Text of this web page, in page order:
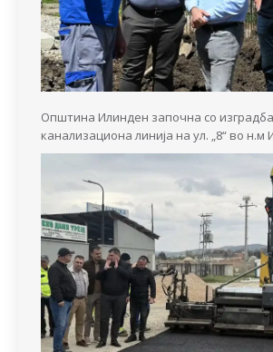
Општина Илинден започна со
канализациона линија на ул. „8“ во н.м